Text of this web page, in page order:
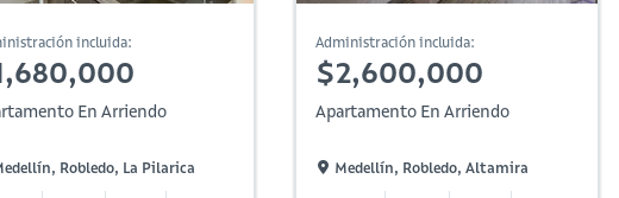
incluida:
En Arriendo
Robledo, La Pilarica
Administración incluida:
$2,600,000
Apartamento En Arriendo
Medellín, Robledo, Altamira